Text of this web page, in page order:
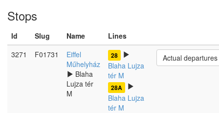
Stops
Id Slug Name
Lines
3271
F01731
Eiffel
Műhelyház
Blaha
Lujza tér
M
28
Blaha Lujza
tér M
28A
Blaha Lujza
tér M
Actual departures